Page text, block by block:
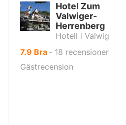
Hotel Zum
Valwiger-
Herrenberg
Hotell i Valwig
7.9 av
10,
Bra ‐ 18 recensioner
Gästrecension